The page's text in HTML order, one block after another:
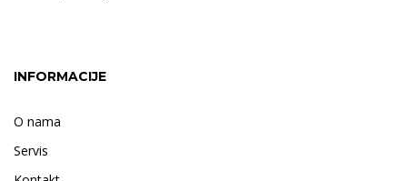
INFORMACIJE
O nama
Servis